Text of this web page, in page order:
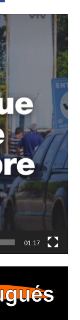
01:17